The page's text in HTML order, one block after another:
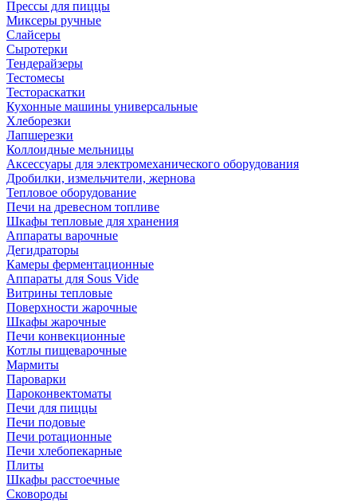
Прессы для пиццы
Миксеры ручные
Слайсеры
Сыротерки
Тендерайзеры
Тестомесы
Тестораскатки
Кухонные машины универсальные
Хлеборезки
Лапшерезки
Коллоидные мельницы
Аксессуары для электромеханического оборудования
Дробилки, измельчители, жернова
Тепловое оборудование
Печи на древесном топливе
Шкафы тепловые для хранения
Аппараты варочные
Дегидраторы
Камеры ферментационные
Аппараты для Sous Vide
Витрины тепловые
Поверхности жарочные
Шкафы жарочные
Печи конвекционные
Котлы пищеварочные
Мармиты
Пароварки
Пароконвектоматы
Печи для пиццы
Печи подовые
Печи ротационные
Печи хлебопекарные
Плиты
Шкафы расстоечные
Сковороды